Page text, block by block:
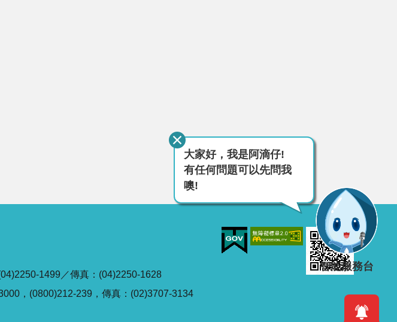
1499／傳真：(04)2250-1628
，(0800)212-239，傳真：(02)3707-3134
大家好，我是阿滴仔!
有任何問題可以先問我
噢!
智能服務台